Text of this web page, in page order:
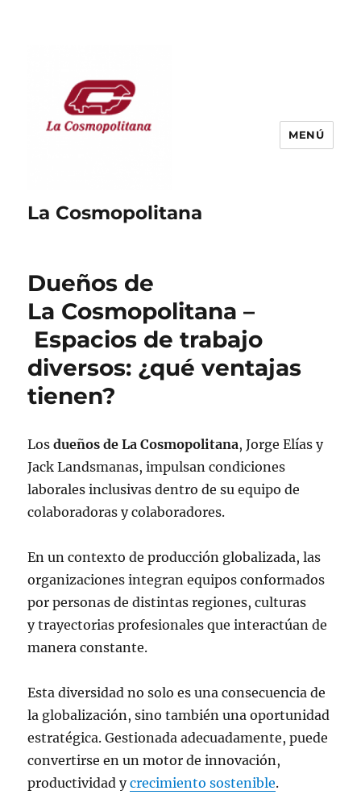
La Cosmopolitana
MENÚ
Dueños de
La Cosmopolitana –
Espacios de trabajo
diversos: ¿qué ventajas
tienen?
Losdueños de La Cosmopolitana, Jorge Elías y
Jack Landsmanas, impulsan condiciones
laborales inclusivas dentro de su equipo de
colaboradoras y colaboradores.
En un contexto de producción globalizada, las
organizaciones integran equipos conformados
por personas de distintas regiones, culturas
y trayectorias profesionales que interactúan de
manera constante.
Esta diversidad no solo es una consecuencia de
la globalización, sino también una oportunidad
estratégica. Gestionada adecuadamente, puede
convertirse en un motor de innovación,
productividad ycrecimiento sostenible.